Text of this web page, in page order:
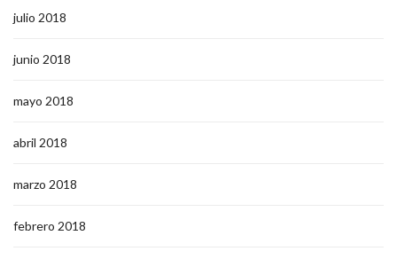
julio 2018
junio 2018
mayo 2018
abril 2018
marzo 2018
febrero 2018